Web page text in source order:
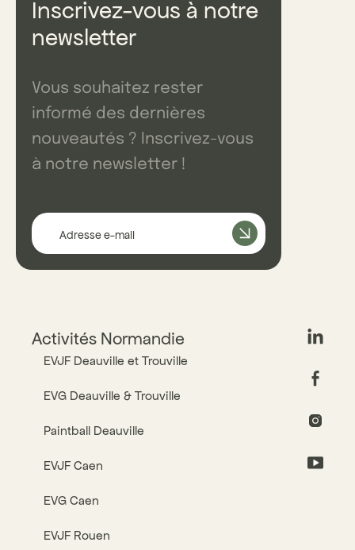
Inscrivez-vous à notre
newsletter
Vous souhaitez rester
informé des dernières
nouveautés ? Inscrivez-vous
à notre newsletter !
Adresse e-mail
Activités Normandie
EVJF Deauville et Trouville
EVG Deauville & Trouville
Paintball Deauville
EVJF Caen
EVG Caen
EVJF Rouen